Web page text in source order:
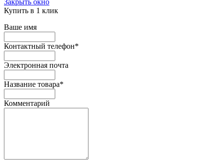
Закрыть окно
Купить в 1 клик
Ваше имя
Контактный телефон*
Электронная почта
Название товара*
Комментарий